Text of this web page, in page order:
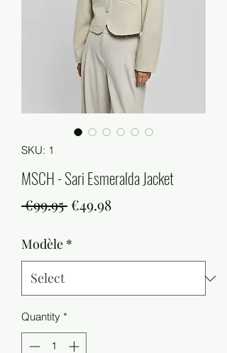
SKU: 1
MSCH - Sari Esmeralda Jacket
€99.95 Regular
€49.98Sale
Modèle *
Quantity *